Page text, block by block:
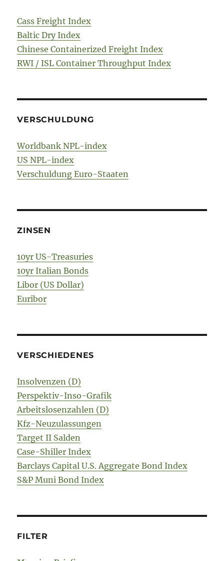
Cass Freight Index
Baltic Dry Index
Chinese Containerized Freight Index
RWI / ISL Container Throughput Index
VERSCHULDUNG
Worldbank NPL-index
US NPL-index
Verschuldung Euro-Staaten
ZINSEN
10yr US-Treasuries
10yr Italian Bonds
Libor (US Dollar)
Euribor
VERSCHIEDENES
Insolvenzen (D)
Perspektiv-Inso-Grafik
Arbeitslosenzahlen (D)
Kfz-Neuzulassungen
Target II Salden
Case-Shiller Index
Barclays Capital U.S. Aggregate Bond Index
S&P Muni Bond Index
FILTER